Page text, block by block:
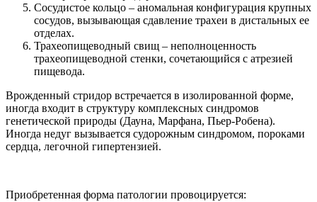
Сосудистое кольцо – аномальная конфигурация крупных
сосудов, вызывающая сдавление трахеи в дистальных ее
отделах.
Трахеопищеводный свищ – неполноценность
трахеопищеводной стенки, сочетающийся с атрезией
пищевода.
Врожденный стридор встречается в изолированной форме,
иногда входит в структуру комплексных синдромов
генетической природы (Дауна, Марфана, Пьер-Робена).
Иногда недуг вызывается судорожным синдромом, пороками
сердца, легочной гипертензией.
Приобретенная форма патологии провоцируется: